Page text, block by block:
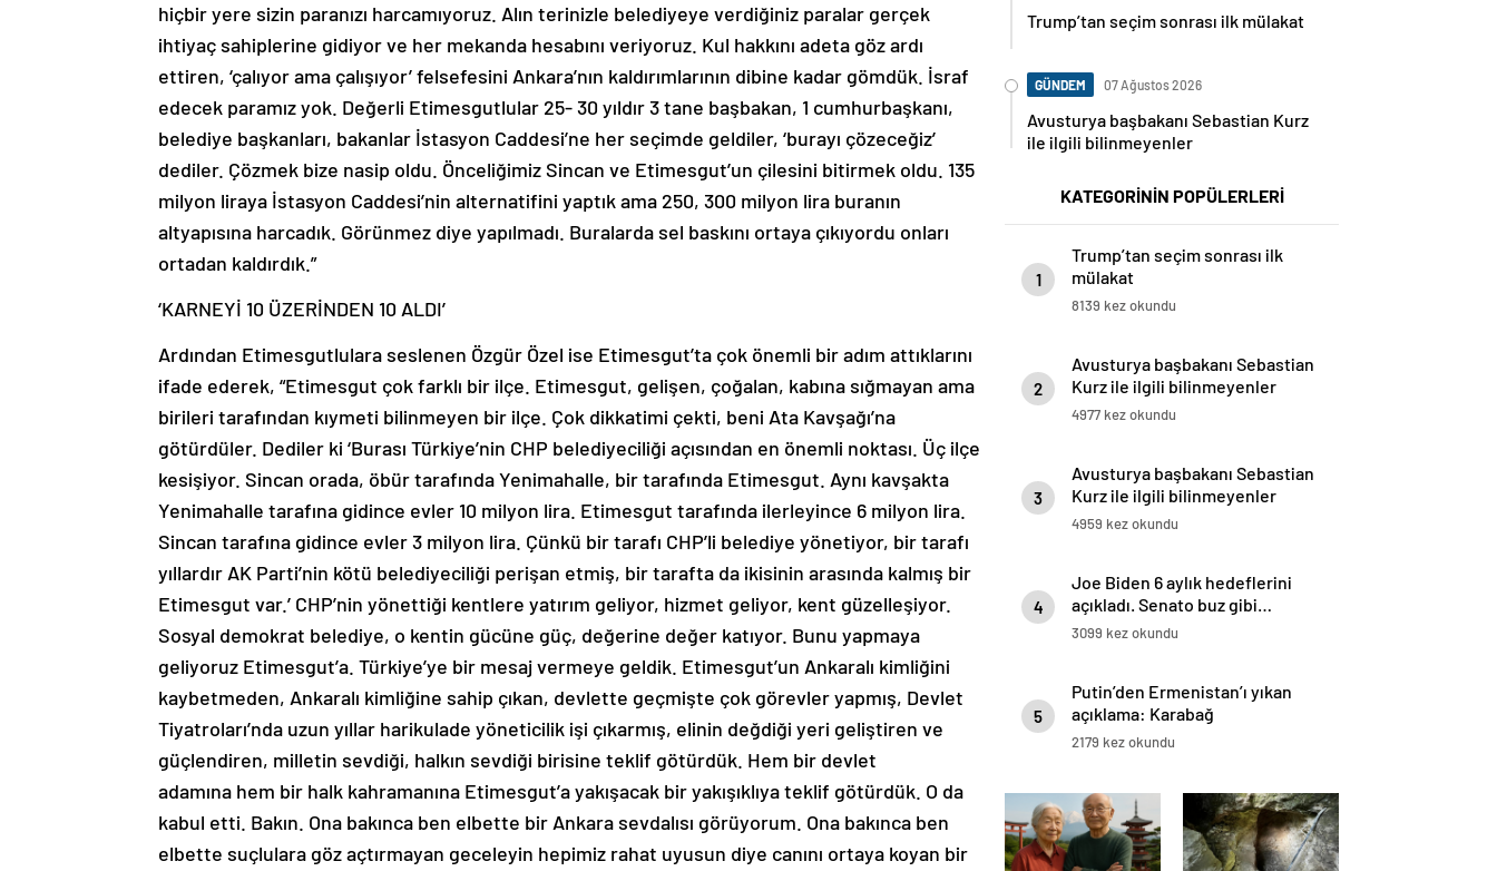
hiçbir yere sizin paranızı harcamıyoruz. Alın terinizle belediyeye verdiğiniz paralar gerçek
ihtiyaç sahiplerine gidiyor ve her mekanda hesabını veriyoruz. Kul hakkını adeta göz ardı
ettiren, ‘çalıyor ama çalışıyor’ felsefesini Ankara’nın kaldırımlarının dibine kadar gömdük. İsraf
edecek paramız yok. Değerli Etimesgutlular 25- 30 yıldır 3 tane başbakan, 1 cumhurbaşkanı,
belediye başkanları, bakanlar İstasyon Caddesi’ne her seçimde geldiler, ‘burayı çözeceğiz’
dediler. Çözmek bize nasip oldu. Önceliğimiz Sincan ve Etimesgut’un çilesini bitirmek oldu. 135
milyon liraya İstasyon Caddesi’nin alternatifini yaptık ama 250, 300 milyon lira buranın
altyapısına harcadık. Görünmez diye yapılmadı. Buralarda sel baskını ortaya çıkıyordu onları
ortadan kaldırdık.”
‘KARNEYİ 10 ÜZERİNDEN 10 ALDI’
Ardından Etimesgutlulara seslenen Özgür Özel ise Etimesgut’ta çok önemli bir adım attıklarını
ifade ederek, “Etimesgut çok farklı bir ilçe. Etimesgut, gelişen, çoğalan, kabına sığmayan ama
birileri tarafından kıymeti bilinmeyen bir ilçe. Çok dikkatimi çekti, beni Ata Kavşağı’na
götürdüler. Dediler ki ‘Burası Türkiye’nin CHP belediyeciliği açısından en önemli noktası. Üç ilçe
kesişiyor. Sincan orada, öbür tarafında Yenimahalle, bir tarafında Etimesgut. Aynı kavşakta
Yenimahalle tarafına gidince evler 10 milyon lira. Etimesgut tarafında ilerleyince 6 milyon lira.
Sincan tarafına gidince evler 3 milyon lira. Çünkü bir tarafı CHP’li belediye yönetiyor, bir tarafı
yıllardır AK Parti’nin kötü belediyeciliği perişan etmiş, bir tarafta da ikisinin arasında kalmış bir
Etimesgut var.’ CHP’nin yönettiği kentlere yatırım geliyor, hizmet geliyor, kent güzelleşiyor.
Sosyal demokrat belediye, o kentin gücüne güç, değerine değer katıyor. Bunu yapmaya
geliyoruz Etimesgut’a. Türkiye’ye bir mesaj vermeye geldik. Etimesgut’un Ankaralı kimliğini
kaybetmeden, Ankaralı kimliğine sahip çıkan, devlette geçmişte çok görevler yapmış, Devlet
Tiyatroları’nda uzun yıllar harikulade yöneticilik işi çıkarmış, elinin değdiği yeri geliştiren ve
güçlendiren, milletin sevdiği, halkın sevdiği birisine teklif götürdük. Hem bir devlet
adamına hem bir halk kahramanına Etimesgut’a yakışacak bir yakışıklıya teklif götürdük. O da
kabul etti. Bakın. Ona bakınca ben elbette bir Ankara sevdalısı görüyorum. Ona bakınca ben
elbette suçlulara göz açtırmayan geceleyin hepimiz rahat uyusun diye canını ortaya koyan bir
Trump’tan seçim sonrası ilk mülakat
GÜNDEM 07 Ağustos 2026
Avusturya başbakanı Sebastian Kurz
ile ilgili bilinmeyenler
KATEGORİNİN POPÜLERLERİ
1
Trump’tan seçim sonrası ilk
mülakat
8139 kez okundu
2
Avusturya başbakanı Sebastian
Kurz ile ilgili bilinmeyenler
4977 kez okundu
3
Avusturya başbakanı Sebastian
Kurz ile ilgili bilinmeyenler
4959 kez okundu
4
Joe Biden 6 aylık hedeflerini
açıkladı. Senato buz gibi…
3099 kez okundu
5
Putin’den Ermenistan’ı yıkan
açıklama: Karabağ
Azerbaycan’ın ayrılmaz bir
2179 kez okundu